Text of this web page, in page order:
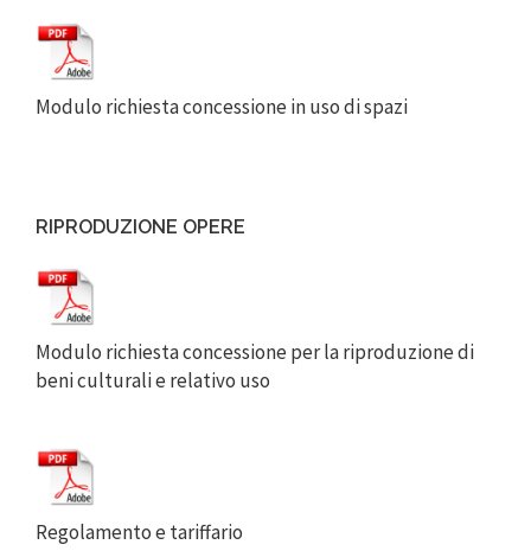
Modulo richiesta concessione in uso di spazi
RIPRODUZIONE OPERE
Modulo richiesta concessione per la riproduzione di
beni culturali e relativo uso
Regolamento e tariffario